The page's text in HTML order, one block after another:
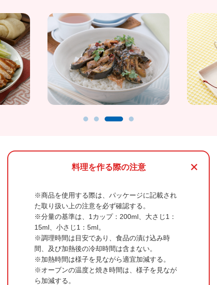
+
料理を作る際の注意
商品を使用する際は、パッケージに記載され
た取り扱い上の注意を必ず確認する。
分量の基準は、1カップ：200ml、大さじ1：
15ml、小さじ1：5ml。
調理時間は目安であり、食品の漬け込み時
間、及び加熱後の冷却時間は含まない。
加熱時間は様子を見ながら適宜加減する。
オーブンの温度と焼き時間は、様子を見なが
ら加減する。